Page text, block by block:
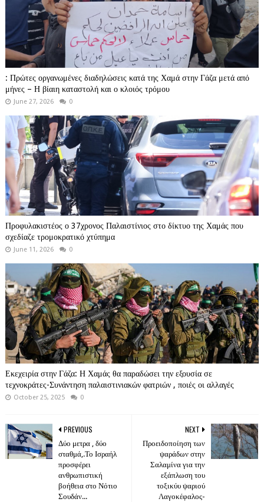
: Πρώτες οργανωμένες διαδηλώσεις κατά της Χαμά στην Γάζα μετά από
μήνες – Η βίαιη καταστολή και ο κλοιός τρόμου
June 27, 2026 0
Προφυλακιστέος ο 37χρονος Παλαιστίνιος στο δίκτυο της Χαμάς που
σχεδίαζε τρομοκρατικό χτύπημα
June 11, 2026 0
Εκεχειρία στην Γάζα: Η Χαμάς θα παραδώσει την εξουσία σε
τεχνοκράτες-Συνάντηση παλαιστινιακών φατριών , ποιές οι αλλαγές
October 25, 2025 0
NEXT
Προειδοποίηση των
ψαράδων στην
Σαλαμίνα για την
εξάπλωση του
τοξικύυ ψαριού
Λαγοκέφαλος-
PREVIOUS
Δύο μετρα , δύο
σταθμά,.Το Ισραήλ
προσφέρει
ανθρωπιστική
βοήθεια στο Νότιο
Σουδάν...